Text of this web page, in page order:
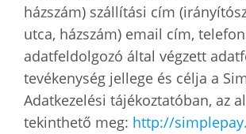
házszám) szállítási cím
utca, házszám) email cím,
adatfeldolgozó által végzett
tevékenység jellege és célja a
Adatkezelési tájékoztatóban, az
tekinthető meg: http://